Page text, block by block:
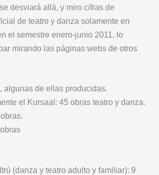
desviará allá, y miro cifras de
de teatro y danza solamente en
el semestre enero-junio 2011, lo
mirando las páginas webs de otros
algunas de ellas producidas.
el Kursaal: 45 obras teatro y danza.
(danza y teatro adulto y familiar): 9